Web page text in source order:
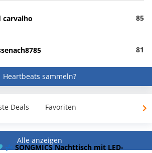
carvalho 85
81
Heartbeats sammeln?
Deals Favoriten
Alle anzeigen
💤 SONGMICS Nachttisch mit LED-